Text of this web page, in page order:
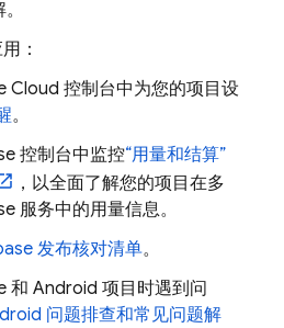
：
Cloud 控制台中为您的项目设
。
控制台中监控“用量和结算”
，以全面了解您的项目在多
服务中的用量信息。
发布核对清单。
和 Android 项目时遇到问
问题排查和常见问题解